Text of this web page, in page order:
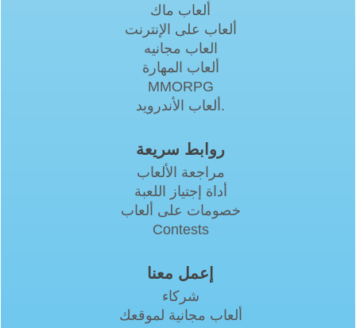
ألعاب ماك
ألعاب على الإنترنت
العاب مجانيه
ألعاب المهارة
MMORPG
ألعاب الأندرويد.
روابط سريعة
مراجعة الألعاب
أداة إجتياز اللعبة
خصومات على ألعاب
Contests
إعمل معنا
شركاء
ألعاب مجانية لموقعك